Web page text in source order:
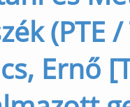
(PTE /
Ernő